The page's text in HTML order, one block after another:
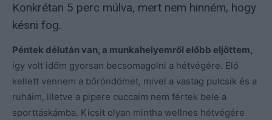
Konkrétan 5 perc múlva, mert nem hinném, hogy
késni fog.
Péntek délután van, a munkahelyemről előbb eljöttem,
így volt időm gyorsan becsomagolni a hétvégére. Elő
kellett vennem a bőröndömet, mivel a vastag pulcsik és a
ruháim, illetve a pipere cuccaim nem fértek bele a
sporttáskámba. Kicsit olyan mintha wellnes hétvégére